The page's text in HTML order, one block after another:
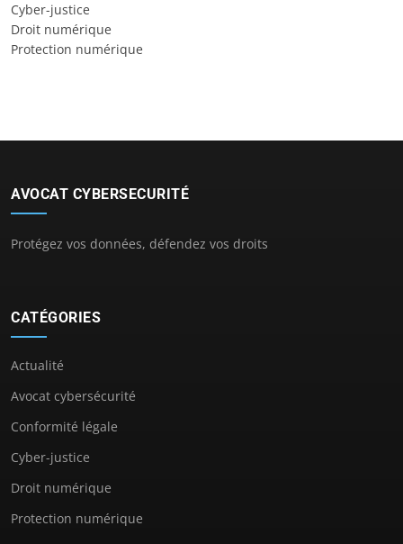
Cyber-justice
Droit numérique
Protection numérique
AVOCAT CYBERSECURITÉ
Protégez vos données, défendez vos droits
CATÉGORIES
Actualité
Avocat cybersécurité
Conformité légale
Cyber-justice
Droit numérique
Protection numérique